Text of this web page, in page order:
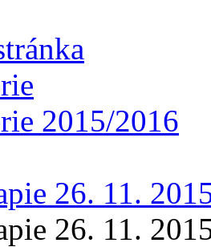
2015/2016
26. 11.
26. 11.